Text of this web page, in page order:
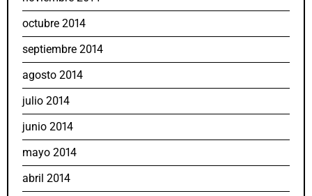
octubre 2014
septiembre 2014
agosto 2014
julio 2014
junio 2014
mayo 2014
abril 2014